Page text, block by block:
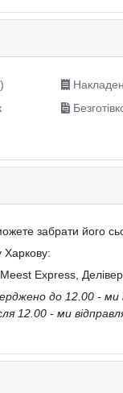
забрати його
Харкову:
Express,
до 12.00 - ми
12.00 - ми